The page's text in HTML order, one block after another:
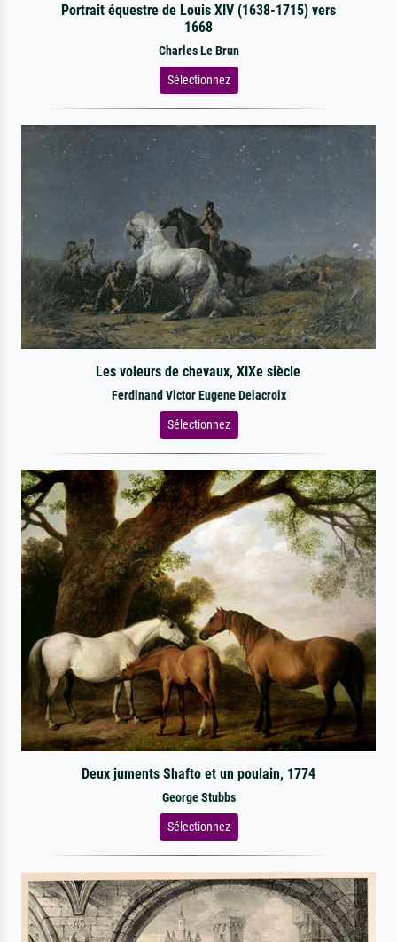
Portrait équestre de Louis XIV (1638-1715) vers
1668
Charles Le Brun
Sélectionnez
Les voleurs de chevaux, XIXe siècle
Ferdinand Victor Eugene Delacroix
Sélectionnez
Deux juments Shafto et un poulain, 1774
George Stubbs
Sélectionnez